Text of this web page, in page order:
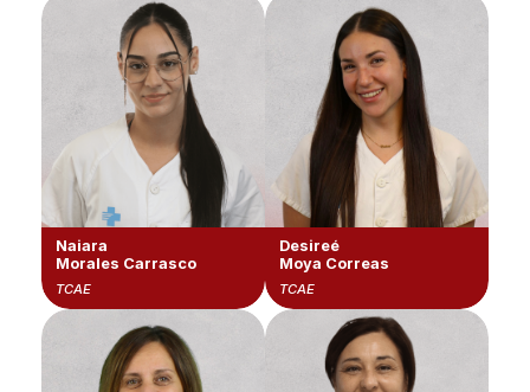
Naiara
Morales Carrasco
TCAE
Desireé
Moya Correas
TCAE